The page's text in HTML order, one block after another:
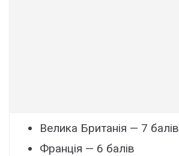
Велика Британія — 7 балів
Франція — 6 балів